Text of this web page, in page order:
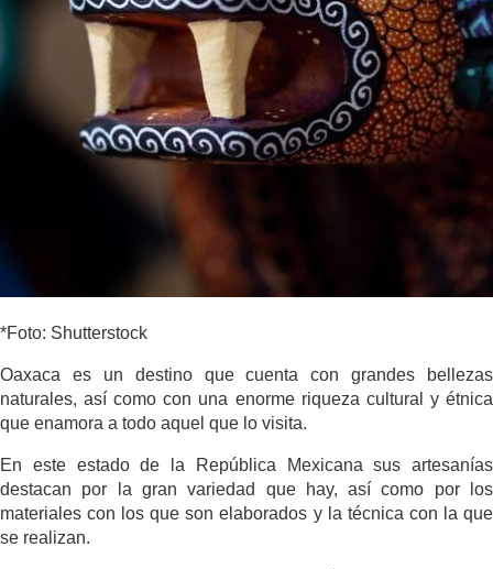
*Foto: Shutterstock
Oaxaca es un destino que cuenta con grandes bellezas
naturales, así como con una enorme riqueza cultural y étnica
que enamora a todo aquel que lo visita.
En este estado de la República Mexicana sus artesanías
destacan por la gran variedad que hay, así como por los
materiales con los que son elaborados y la técnica con la que
se realizan.